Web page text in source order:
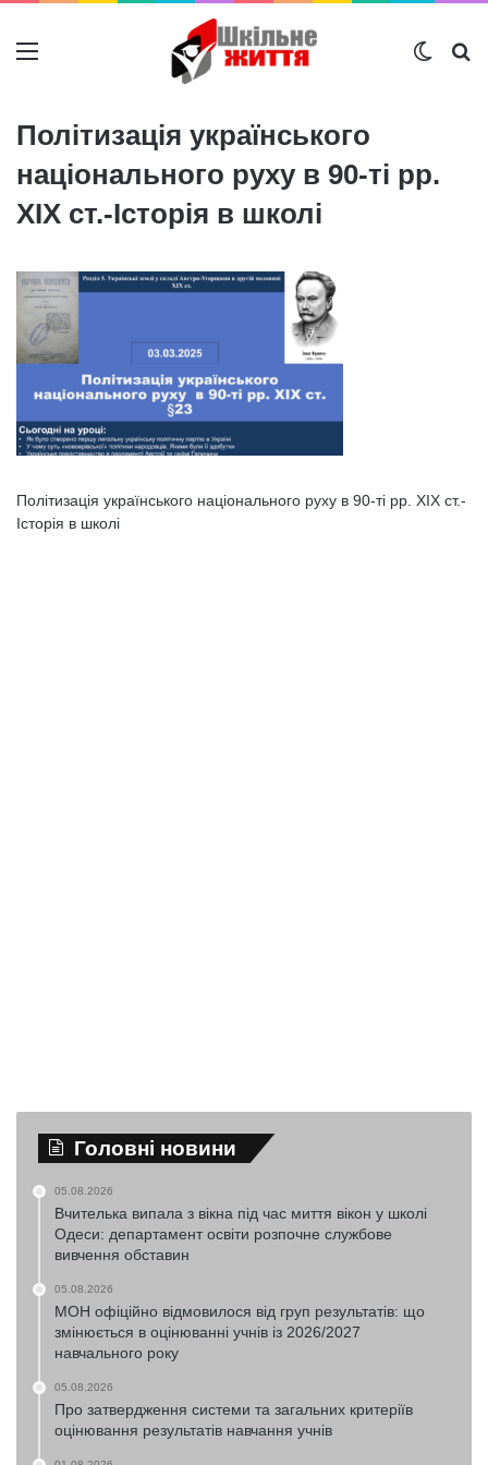
Меню
Політизація українського
національного руху в 90-ті рр.
ХІХ ст.-Історія в школі
Політизація українського національного руху в 90-ті рр. ХІХ ст.-
Історія в школі
Головні новини
05.08.2026
Вчителька випала з вікна під час миття вікон у школі
Одеси: департамент освіти розпочне службове
вивчення обставин
05.08.2026
МОН офіційно відмовилося від груп результатів: що
змінюється в оцінюванні учнів із 2026/2027
навчального року
05.08.2026
Про затвердження системи та загальних критеріїв
оцінювання результатів навчання учнів